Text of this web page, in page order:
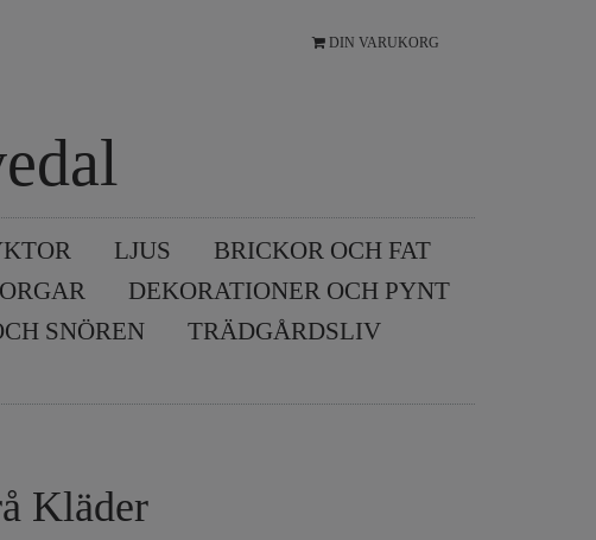
DIN VARUKORG
LJUS
BRICKOR OCH FAT
DEKORATIONER OCH PYNT
SNÖREN
TRÄDGÅRDSLIV
Kläder